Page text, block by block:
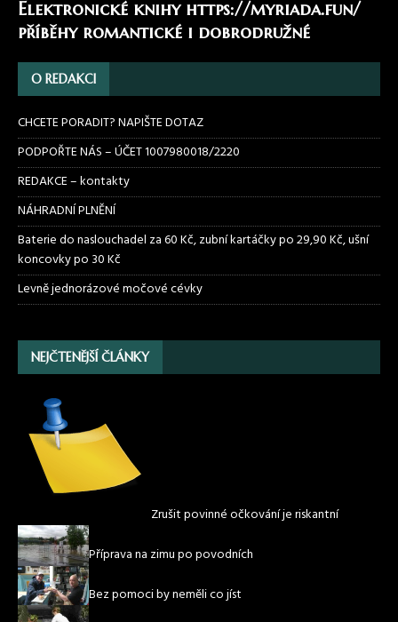
Elektronické knihy https://myriada.fun/
příběhy romantické i dobrodružné
O REDAKCI
CHCETE PORADIT? NAPIŠTE DOTAZ
PODPOŘTE NÁS – ÚČET 1007980018/2220
REDAKCE – kontakty
NÁHRADNÍ PLNĚNÍ
Baterie do naslouchadel za 60 Kč, zubní kartáčky po 29,90 Kč, ušní
koncovky po 30 Kč
Levně jednorázové močové cévky
NEJČTENĚJŠÍ ČLÁNKY
Zrušit povinné očkování je riskantní
Příprava na zimu po povodních
Bez pomoci by neměli co jíst